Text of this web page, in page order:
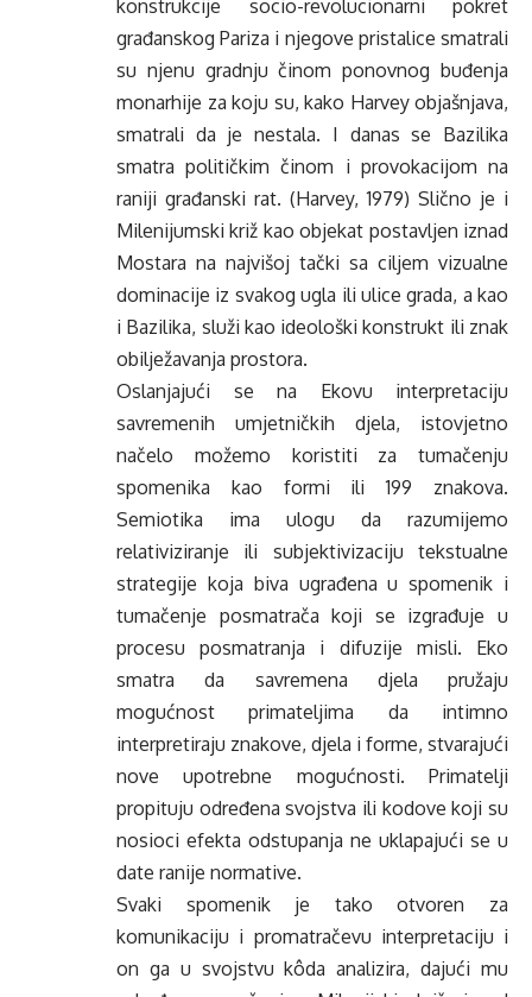
konstrukcije socio-revolucionarni pokret
građanskog Pariza i njegove pristalice smatrali
su njenu gradnju činom ponovnog buđenja
monarhije za koju su, kako Harvey objašnjava,
smatrali da je nestala. I danas se Bazilika
smatra političkim činom i provokacijom na
raniji građanski rat. (Harvey, 1979) Slično je i
Milenijumski križ kao objekat postavljen iznad
Mostara na najvišoj tački sa ciljem vizualne
dominacije iz svakog ugla ili ulice grada, a kao
i Bazilika, služi kao ideološki konstrukt ili znak
obilježavanja prostora.
Oslanjajući se na Ekovu interpretaciju
savremenih umjetničkih djela, istovjetno
načelo možemo koristiti za tumačenju
spomenika kao formi ili 199 znakova.
Semiotika ima ulogu da razumijemo
relativiziranje ili subjektivizaciju tekstualne
strategije koja biva ugrađena u spomenik i
tumačenje posmatrača koji se izgrađuje u
procesu posmatranja i difuzije misli. Eko
smatra da savremena djela pružaju
mogućnost primateljima da intimno
interpretiraju znakove, djela i forme, stvarajući
nove upotrebne mogućnosti. Primatelji
propituju određena svojstva ili kodove koji su
nosioci efekta odstupanja ne uklapajući se u
date ranije normative.
Svaki spomenik je tako otvoren za
komunikaciju i promatračevu interpretaciju i
on ga u svojstvu kôda analizira, dajući mu